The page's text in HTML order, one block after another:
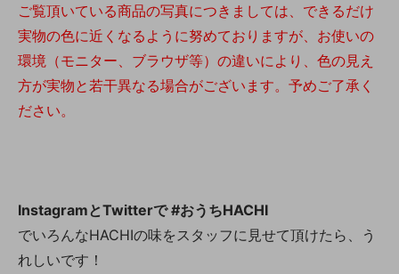
ご覧頂いている商品の写真につきましては、できるだけ
実物の色に近くなるように努めておりますが、お使いの
環境（モニター、ブラウザ等）の違いにより、色の見え
方が実物と若干異なる場合がございます。予めご了承く
ださい。
InstagramとTwitterで #おうちHACHI
でいろんなHACHIの味をスタッフに見せて頂けたら、う
れしいです！